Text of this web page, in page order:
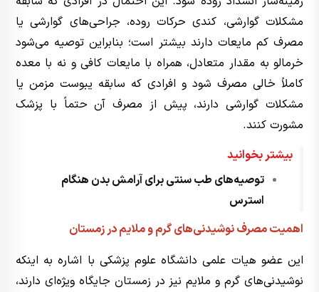
مشکلات گوارشی، کندی حرکات روده، جراحی‌های گوارشی یا
مصرف کم مایعات دارند بیشتر است؛ بنابراین توصیه می‌شود
خرمالو به مقدار متعادل، همراه با مایعات کافی و نه با معده
کاملاً خالی مصرف شود و افرادی که سابقه یبوست مزمن یا
مشکلات گوارشی دارند، پیش از مصرف آن حتماً با پزشک
مشورت کنند.
بیشتر بخوانید
توصیه‌های طب سنتی برای آرامش بدن هنگام
استرس
اهمیت مصرف نوشیدنی‌های گرم و ملایم در زمستان
این عضو هیات علمی دانشگاه علوم پزشکی با اشاره به اینکه
نوشیدنی‌های گرم و ملایم نیز در زمستان جایگاه ویژه‌ای دارند،